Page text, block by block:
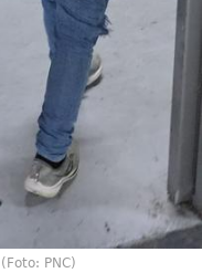
PNC)